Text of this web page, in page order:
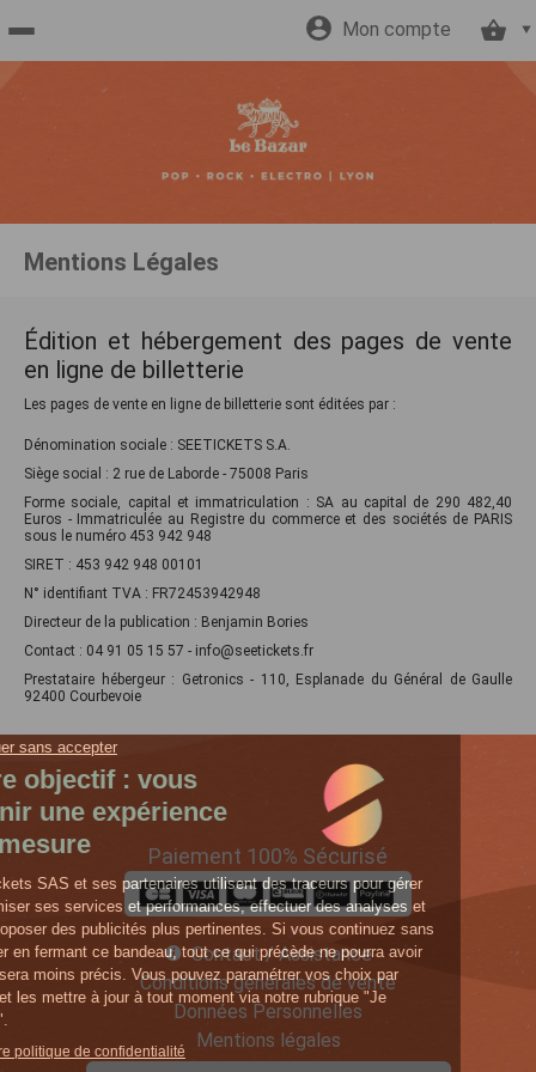
Site
Mon compte
Mentions Légales
Édition et hébergement des pages de vente
en ligne de billetterie
Les pages de vente en ligne de billetterie sont éditées par :
Dénomination sociale : SEETICKETS S.A.
Siège social : 2 rue de Laborde - 75008 Paris
Forme sociale, capital et immatriculation : SA au capital de 290 482,40
Euros - Immatriculée au Registre du commerce et des sociétés de PARIS
sous le numéro 453 942 948
SIRET : 453 942 948 00101
N° identifiant TVA : FR72453942948
Directeur de la publication : Benjamin Bories
Contact : 04 91 05 15 57 - info@seetickets.fr
Prestataire hébergeur : Getronics - 110, Esplanade du Général de Gaulle
92400 Courbevoie
Paiement 100% Sécurisé
Contact / Assistance
Conditions générales de vente
Données Personnelles
Mentions légales